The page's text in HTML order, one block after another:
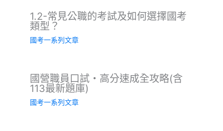
1.2-常見公職的考試及如何選擇國考
類型？
國考一系列文章
國營職員口試・高分速成全攻略(含
113最新題庫)
國考一系列文章